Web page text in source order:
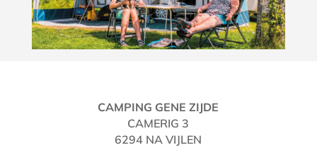
CAMPING GENE ZIJDE
CAMERIG 3
6294 NA VIJLEN